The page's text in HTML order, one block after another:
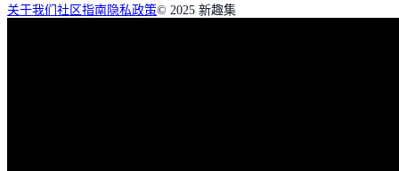
关于我们 社区指南隐私政策© 2025 新趣集